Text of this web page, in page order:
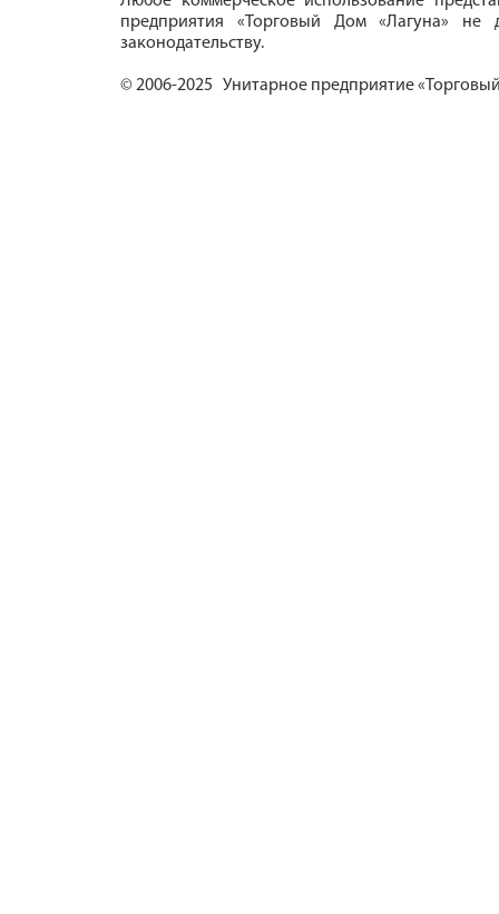
предприятия «Торговый Дом «Лагуна» не
законодательству.
© 2006-2025 Унитарное предприятие